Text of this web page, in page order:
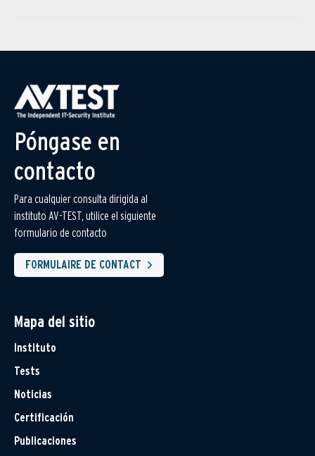
Póngase en
contacto
Para cualquier consulta dirigida al
instituto AV-TEST, utilice el siguiente
formulario de contacto
FORMULAIRE DE CONTACT
Mapa del sitio
Instituto
Tests
Noticias
Certificación
Publicaciones